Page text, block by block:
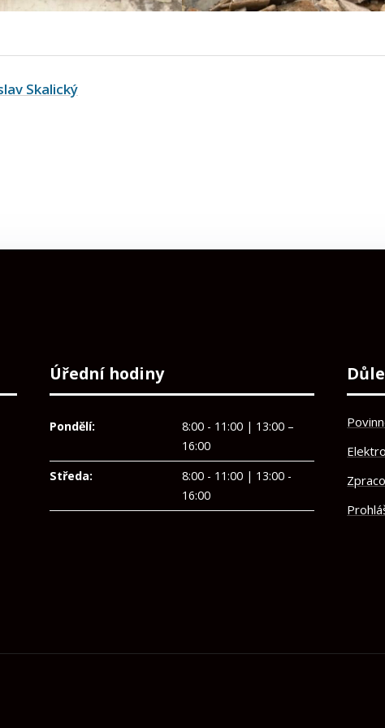
Skalický
Úřední hodiny
Pondělí:
8:00 - 11:00 | 13:00 –
16:00
Středa:
8:00 - 11:00 | 13:00 -
16:00